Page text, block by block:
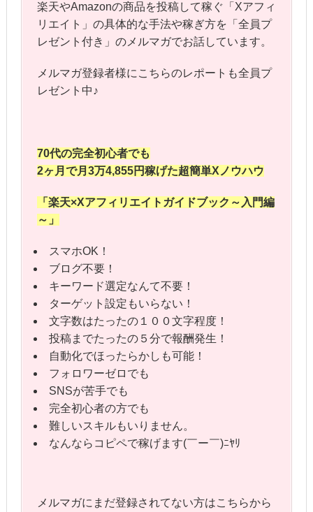
楽天やAmazonの商品を投稿して稼ぐ「Xアフィ
リエイト」の具体的な手法や稼ぎ方を「全員プ
レゼント付き」のメルマガでお話しています。
メルマガ登録者様にこちらのレポートも全員プ
レゼント中♪
70代の完全初心者でも
2ヶ月で月3万4,855円稼げた超簡単Xノウハウ
「楽天×Xアフィリエイト ガイドブック～入門編
～」
スマホOK！
ブログ不要！
キーワード選定なんて不要！
ターゲット設定もいらない！
文字数はたったの１００文字程度！
投稿までたったの５分で報酬発生！
自動化でほったらかしも可能！
フォロワーゼロでも
SNSが苦手でも
完全初心者の方でも
難しいスキルもいりません。
なんならコピペで稼げます(￣ー￣)ﾆﾔﾘ
メルマガにまだ登録されてない方はこちらから